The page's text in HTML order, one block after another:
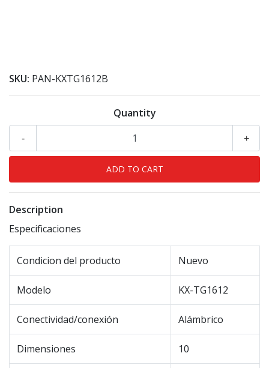
SKU: PAN-KXTG1612B
Quantity
+
-
Description
Especificaciones
Condicion del producto Nuevo
Modelo KX-TG1612
Conectividad/conexión Alámbrico
Dimensiones 10